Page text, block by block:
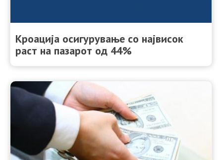
Кроација осигурување со највисок
раст на пазарот од 44%